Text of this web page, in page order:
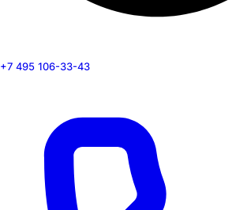
+7 495 106-33-43